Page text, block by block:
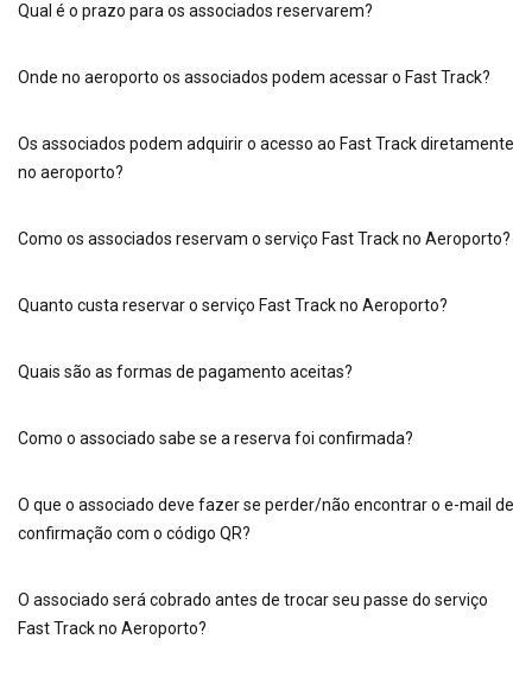
Qual é o prazo para os associados reservarem?
Onde no aeroporto os associados podem acessar o Fast Track?
Os associados podem adquirir o acesso ao Fast Track diretamente
no aeroporto?
Como os associados reservam o serviço Fast Track no Aeroporto?
Quanto custa reservar o serviço Fast Track no Aeroporto?
Quais são as formas de pagamento aceitas?
Como o associado sabe se a reserva foi confirmada?
O que o associado deve fazer se perder/não encontrar o e-mail de
confirmação com o código QR?
O associado será cobrado antes de trocar seu passe do serviço
Fast Track no Aeroporto?